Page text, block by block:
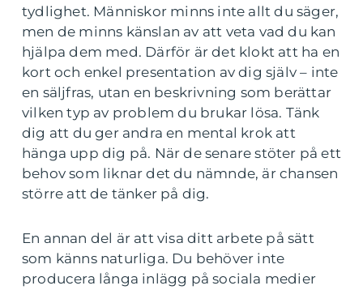
tydlighet. Människor minns inte allt du säger,
men de minns känslan av att veta vad du kan
hjälpa dem med. Därför är det klokt att ha en
kort och enkel presentation av dig själv – inte
en säljfras, utan en beskrivning som berättar
vilken typ av problem du brukar lösa. Tänk
dig att du ger andra en mental krok att
hänga upp dig på. När de senare stöter på ett
behov som liknar det du nämnde, är chansen
större att de tänker på dig.
En annan del är att visa ditt arbete på sätt
som känns naturliga. Du behöver inte
producera långa inlägg på sociala medier